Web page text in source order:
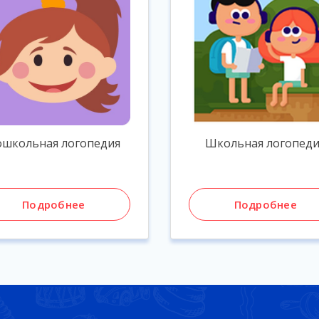
логопедия
Подробнее
Школьная
Подробнее